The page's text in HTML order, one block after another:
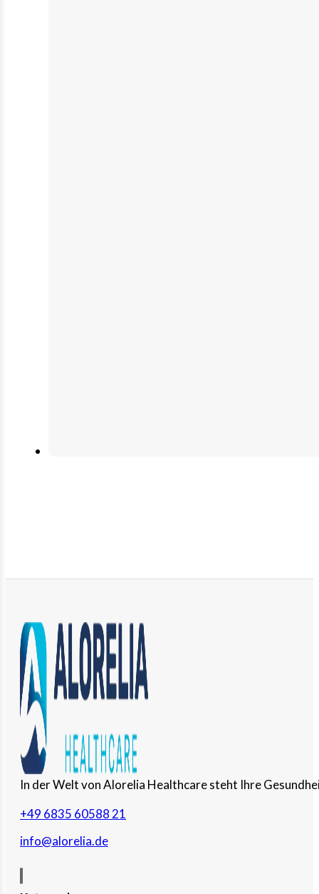
In der Welt von Alorelia Healthcare steht Ihre
+49 6835 60588 21
info@alorelia.de